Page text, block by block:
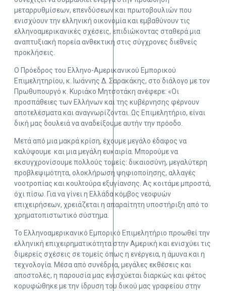
μεταρρυθμίσεων, επενδύσεων και πρωτοβουλιών που
ενισχύουν την ελληνική οικονομία και εμβαθύνουν τις
ελληνοαμερικανικές σχέσεις, επιδιώκοντας σταθερά μια
αναπτυξιακή πορεία ανθεκτική στις σύγχρονες διεθνείς
προκλήσεις.
Ο Πρόεδρος του Ελληνο-Αμερικανικού Εμπορικού
Επιμελητηρίου, κ. Ιωάννης Δ. Σαρακάκης, στο διάλογο με τον
Πρωθυπουργό κ. Κυριάκο Μητσοτάκη ανέφερε: «Οι
προσπάθειες των Ελλήνων και της κυβέρνησης φέρνουν
αποτελέσματα και αναγνωρίζονται. Ως Επιμελητήριο, είναι
δική μας δουλειά να αναδείξουμε αυτήν την πρόοδο.
Μετά από μια μακρά κρίση, έχουμε μεγάλο έδαφος να
καλύψουμε και μια μεγάλη ευκαιρία. Μπορούμε να
εκσυγχρονίσουμε πολλούς τομείς: δικαιοσύνη, μεγαλύτερη
προβλεψιμότητα, ολοκλήρωση ψηφιοποίησης, αλλαγές
νοοτροπίας και κουλτούρα εξυγίανσης. Ας κοιτάμε μπροστά,
όχι πίσω. Για να γίνει η Ελλάδα κόμβος νεοφυών
επιχειρήσεων, χρειάζεται η απαραίτητη υποστήριξη από το
χρηματοπιστωτικό σύστημα.
Το Ελληνοαμερικανικό Εμπορικό Επιμελητήριο προωθεί την
ελληνική επιχειρηματικότητα στην Αμερική και ενισχύει τις
διμερείς σχέσεις σε τομείς όπως η ενέργεια, η άμυνα και η
τεχνολογία. Μέσα από συνέδρια, μεγάλες εκθέσεις και
αποστολές, η παρουσία μας ενισχύεται διαρκώς και φέτος
κορυφώθηκε με την ίδρυση του δικού μας γραφείου στην